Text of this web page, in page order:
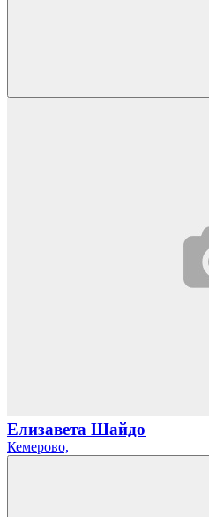
Елизавета Шайдо
Кемерово,